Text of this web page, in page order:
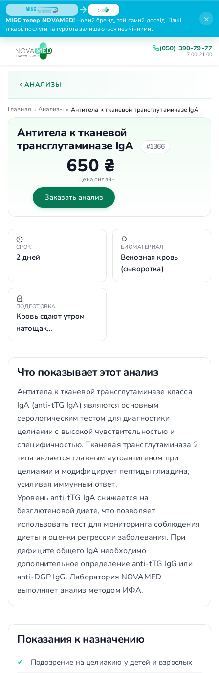
МІБС тепер NOVAMED!Новий бренд, той самий досвід. Ваші
лікарі, послуги та турбота залишаються незмінними.
×
(050) 390-79-77
7:00-21:00
АНАЛИЗЫ
Главная » Анализы » Антитела к тканевой трансглутаминазе IgА
Антитела к тканевой
трансглутаминазе IgА
#1366
650 ₴
цена онлайн
Заказать анализ
СРОК
2 дней
БИОМАТЕРИАЛ
Венозная кровь
(сыворотка)
ПОДГОТОВКА
Кровь сдают утром
натощак…
Что показывает этот анализ
Антитела к тканевой трансглутаминазе класса
IgA (anti-tTG IgA) являются основным
серологическим тестом для диагностики
целиакии с высокой чувствительностью и
специфичностью. Тканевая трансглутаминаза 2
типа является главным аутоантигеном при
целиакии и модифицирует пептиды глиадина,
усиливая иммунный ответ.
Уровень anti-tTG IgA снижается на
безглютеновой диете, что позволяет
использовать тест для мониторинга соблюдения
диеты и оценки регрессии заболевания. При
дефиците общего IgA необходимо
дополнительное определение anti-tTG IgG или
anti-DGP IgG. Лаборатория NOVAMED
выполняет анализ методом ИФА.
Показания к назначению
Подозрение на целиакию у детей и взрослых